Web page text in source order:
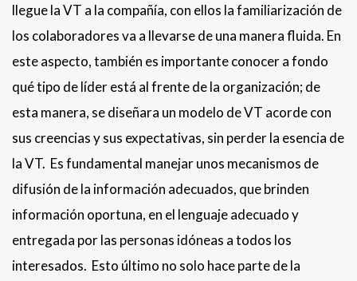
llegue la VT a la compañía, con ellos la familiarización de
los colaboradores va a llevarse de una manera fluida. En
este aspecto, también es importante conocer a fondo
qué tipo de líder está al frente de la organización; de
esta manera, se diseñara un modelo de VT acorde con
sus creencias y sus expectativas, sin perder la esencia de
la VT. Es fundamental manejar unos mecanismos de
difusión de la información adecuados, que brinden
información oportuna, en el lenguaje adecuado y
entregada por las personas idóneas a todos los
interesados. Esto último no solo hace parte de la